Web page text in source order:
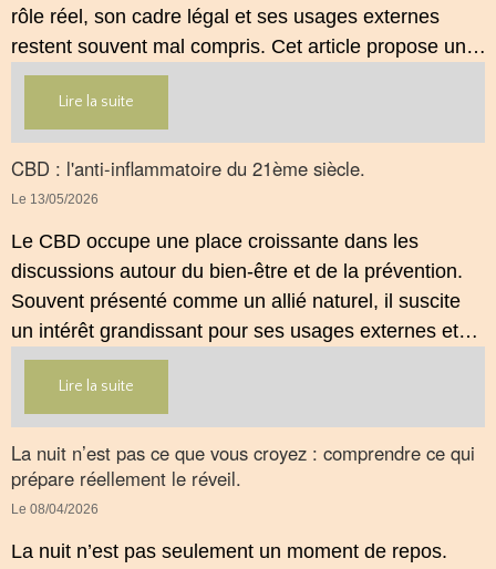
rôle réel, son cadre légal et ses usages externes
restent souvent mal compris. Cet article propose une
mise au point claire, moderne et conforme à la
réglementation française de 2026, afin de mieux
comprendre comment le CBD s’intègre dans une
approche globale de prévention.
Lire la suite
CBD : l'anti-inflammatoire du 21ème siècle.
Le 13/05/2026
Le CBD occupe une place croissante dans les
discussions autour du bien‑être et de la prévention.
Souvent présenté comme un allié naturel, il suscite
un intérêt grandissant pour ses usages externes et
son interaction avec le système endocannabinoïde.
Cet article propose une mise au point claire, moderne
et conforme à la réglementation française de 2026.
Lire la suite
La nuit n’est pas ce que vous croyez : comprendre ce qui
prépare réellement le réveil.
Le 08/04/2026
La nuit n’est pas seulement un moment de repos.